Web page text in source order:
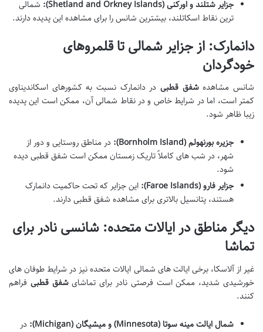
جزایر شتلند و اورکنی (Shetland and Orkney Islands):
شمالی
ترین نقاط اسکاتلند، بیشترین شانس را برای مشاهده این پدیده دارند.
دانمارک: از جزایر شمالی تا قلمروهای
خودگردان
شانس مشاهدهشفق قطبی در دانمارک نسبت به کشورهای اسکاندیناوی
کمتر است، اما در شرایط خاص و در نقاط شمالی آن، ممکن است این پدیده
زیبا ظاهر شود.
جزیره بورنهولم (Bornholm Island):
در مناطق روستایی و دور از
شهر، در شب های کاملاً تاریک زمستان ممکن است شفق قطبی دیده
شود.
جزایر فارو (Faroe Islands):
این جزایر که تحت حاکمیت دانمارک
هستند، پتانسیل بالاتری برای مشاهده شفق قطبی دارند.
دیگر مناطق در ایالات متحده: شانسی نادر برای
تماشا
غیر از آلاسکا، برخی ایالت های شمالی ایالات متحده نیز در شرایط طوفان های
خورشیدی شدید، ممکن است فرصتی نادر برای تماشایشفق قطبی فراهم
کنند.
شمال ایالت مینه سوتا (Minnesota) و میشیگان (Michigan):
در